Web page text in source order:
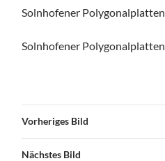
Solnhofener Polygonalplatten
Solnhofener Polygonalplatten
Vorheriges Bild
Nächstes Bild